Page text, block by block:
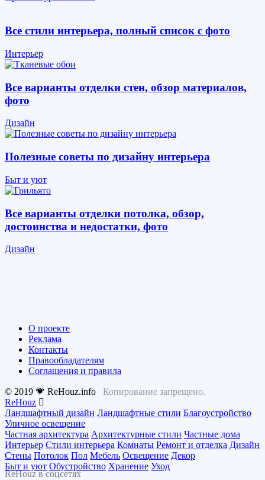
Все стили интерьера, полный список с фото
Интерьер
Все варианты отделки стен, обзор материалов,
фото
Дизайн
Полезные советы по дизайну интерьера
Быт и уют
Все варианты отделки потолка, обзор,
достоинства и недостатки, фото
Дизайн
О проекте
Реклама
Контакты
Правообладателям
Соглашения и правила
© 2019 💗 ReHouz.info Копирование запрещено.
ReHouz
Ландшафтный дизайн Ландшафтные стили Благоустройство
Уличное освещение
Частная архитектура Архитектурные стили Частные дома
Интерьер Стили интерьера Комнаты Ремонт и отделка Дизайн
Стены Потолок Пол Мебель Освещение Декор
Быт и уют Обустройство Хранение Уход
ReHouz в соцсетях